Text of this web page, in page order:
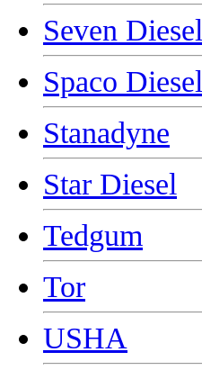
Seven Diesel
Spaco Diesel
Stanadyne
Star Diesel
Tedgum
Tor
USHA